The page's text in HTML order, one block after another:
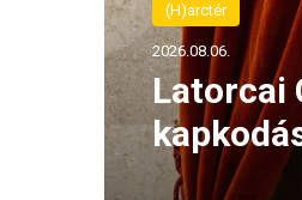
(H)arctér
2026.08.06.
Latorcai
jellemzi